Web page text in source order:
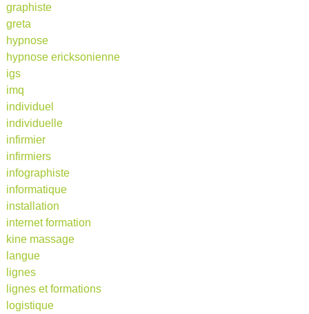
graphiste
greta
hypnose
hypnose ericksonienne
igs
imq
individuel
individuelle
infirmier
infirmiers
infographiste
informatique
installation
internet formation
kine massage
langue
lignes
lignes et formations
logistique